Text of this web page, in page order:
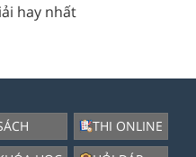
hay nhất
THI ONLINE